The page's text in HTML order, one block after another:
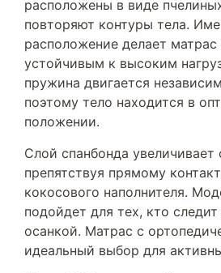
расположены в виде
повторяют контуры тела.
расположение делает матрас
устойчивым к высоким
пружина двигается
поэтому тело находится в
положении.
Слой спанбонда
препятствуя прямому
кокосового наполнителя.
подойдет для тех, кто
осанкой. Матрас с
идеальный выбор для